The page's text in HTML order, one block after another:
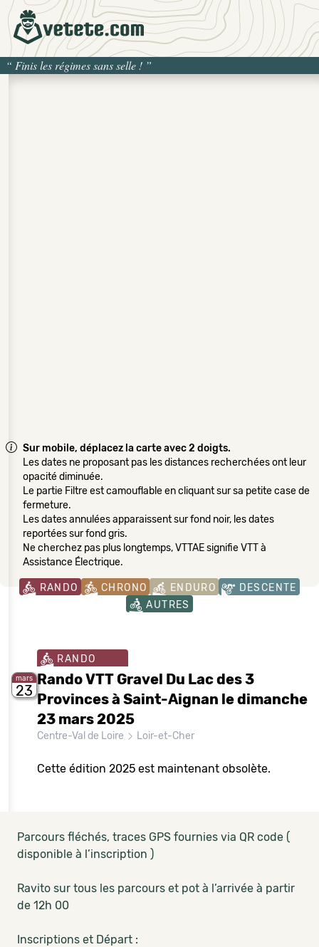
“ Finis les régimes sans selle ! ”
Sur mobile, déplacez la carte avec 2 doigts.
Les dates ne proposant pas les distances recherchées ont leur
opacité diminuée.
Le partie Filtre est camouflable en cliquant sur sa petite case de
fermeture.
Les dates annulées apparaissent sur fond noir, les dates
reportées sur fond gris.
Ne cherchez pas plus longtemps, VTTAE signifie VTT à
Assistance Électrique.
RANDO CHRONO ENDURO
DESCENTE
AUTRES
mars
23
RANDO
Rando VTT Gravel Du Lac des 3
Provinces à Saint-Aignan le dimanche
23 mars 2025
Centre-Val de Loire Loir-et-Cher
Cette édition 2025 est maintenant obsolète.
Parcours fléchés, traces GPS fournies via QR code (
disponible à l’inscription )
Ravito sur tous les parcours et pot à l’arrivée à partir
de 12h 00
Inscriptions et Départ :